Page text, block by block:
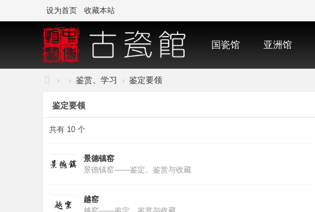
设为首页 收藏本站
国瓷馆 亚洲馆
陶
› › 鉴赏、学习 › 鉴定要领
鉴定要领
共有 10 个
景德镇窑
景德镇窑——鉴定、鉴赏与收藏
越窑